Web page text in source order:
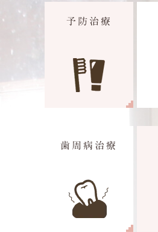
予防治療
歯周病治療